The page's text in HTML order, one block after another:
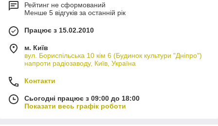
Рейтинг не сформований
Менше 5 відгуків за останній рік
Працює з 15.02.2010
м. Київ
вул. Бориспільська 10 кім 6 (Будинок культури "Дніпро")
напроти радіозаводу, Київ, Україна
Контакти
Сьогодні працює з 09:00 до 18:00
Показати весь графік роботи